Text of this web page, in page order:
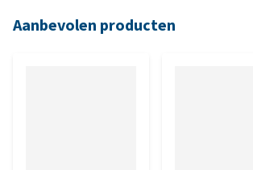
Aanbevolen producten